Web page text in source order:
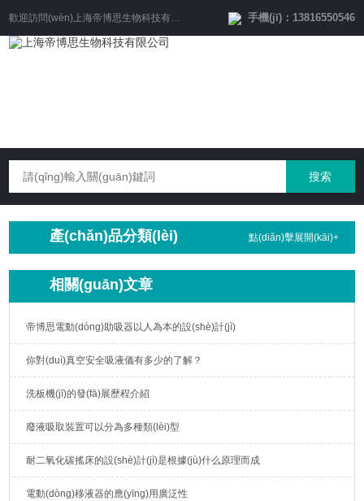
歡迎訪問(wèn) 上海帝博思生物科技有限公司 網(wǎng)站！手機(jī)：13816550546
產(chǎn)品分類(lèi) 點(diǎn)擊展開(kāi)+
相關(guān)文章
帝博思電動(dòng)助吸器以人為本的設(shè)計(jì)
你對(duì)真空安全吸液儀有多少的了解？
洗板機(jī)的發(fā)展歷程介紹
廢液吸取裝置可以分為多種類(lèi)型
耐二氧化碳搖床的設(shè)計(jì)是根據(jù)什么原理而成
電動(dòng)移液器的應(yīng)用廣泛性